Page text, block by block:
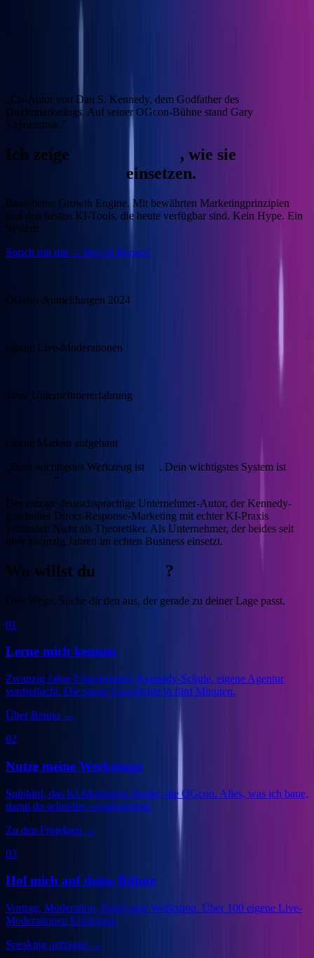
„Co-Autor von Dan S. Kennedy, dem Godfather des
Direktmarketings. Auf seiner OGcon-Bühne stand Gary
Vaynerchuk."
Ich zeige , wie sie
einsetzen.
Baue deine Growth Engine.Mit bewährten Marketingprinzipien
und den besten KI-Tools, die heute verfügbar sind. Kein Hype. Ein
System.
Sprich mit mir →Wer ist Benno?
OGcon-Anmeldungen 2024
eigene Live-Moderationen
Jahre Unternehmererfahrung
eigene Marken aufgebaut
„Dein wichtigstes Werkzeug ist
. Dein wichtigstes System ist
.“
Der einzige deutschsprachige Unternehmer-Autor, der Kennedy-
geschultes Direct-Response-Marketing mit echter KI-Praxis
verbindet. Nicht als Theoretiker. Als Unternehmer, der beides seit
über zwanzig Jahren im echten Business einsetzt.
Wo willst du ?
Drei Wege. Suche dir den aus, der gerade zu deiner Lage passt.
01
Lerne mich kennen
Zwanzig Jahre Unternehmer, Kennedy-Schule, eigene Agentur
verdreifacht. Die ganze Geschichte in fünf Minuten.
Über Benno →
02
Nutze meine Werkzeuge
Snipbird, das KI-Marketing-Studio, die OGcon. Alles, was ich baue,
damit du schneller vorankommst.
Zu den Projekten →
03
Hol mich auf deine Bühne
Vortrag, Moderation, Panel oder Workshop. Über 100 eigene Live-
Moderationen Erfahrung.
Speaking anfragen →